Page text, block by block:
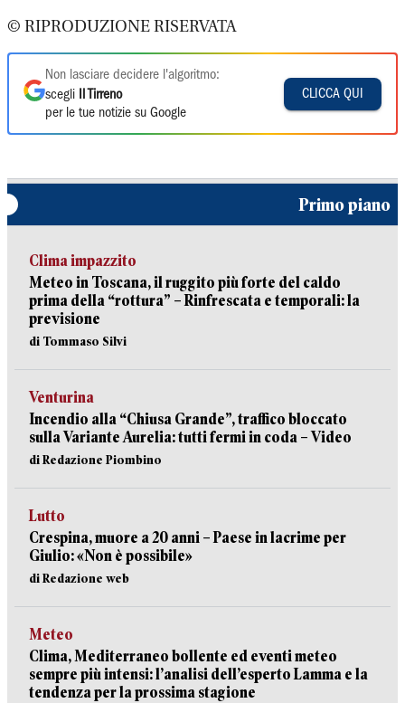
© RIPRODUZIONE RISERVATA
Non lasciare decidere l'algoritmo:
scegli
Il Tirreno
per le tue notizie su Google
CLICCA QUI
Primo piano
Clima impazzito
Meteo in Toscana, il ruggito più forte del caldo
prima della “rottura” – Rinfrescata e temporali: la
previsione
di Tommaso Silvi
Venturina
Incendio alla “Chiusa Grande”, traffico bloccato
sulla Variante Aurelia: tutti fermi in coda – Video
di Redazione Piombino
Lutto
Crespina, muore a 20 anni – Paese in lacrime per
Giulio: «Non è possibile»
di Redazione web
Meteo
Clima, Mediterraneo bollente ed eventi meteo
sempre più intensi: l’analisi dell’esperto Lamma e la
tendenza per la prossima stagione